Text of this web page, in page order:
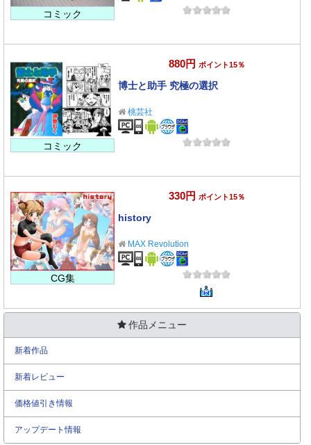
コミック
コミック
880円 ポイント15％
博士と助手 究極の選択
桃芸社
CG集
330円 ポイント15％
history
MAX Revolution
作品メニュー
新着作品
新着レビュー
価格値引き情報
アップデート情報